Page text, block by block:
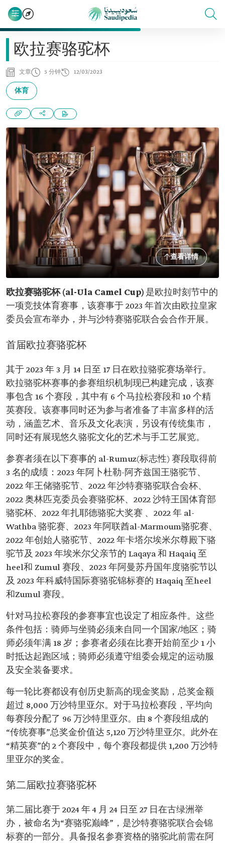
欧拉赛骆驼杯
文章 5 分钟 12/03/2023
体育
查看详情
欧拉赛骆驼杯 (al-Ula Camel Cup) 是欧拉时刻节中的
一项竞技体育赛事，该赛事于 2023 年首次由欧拉皇家
委员会宣布举办，并与沙特赛骆驼联合会合作开展。
首届欧拉赛骆驼杯
其于 2023 年 3 月 14 日至 17 日在欧拉骆驼赛场举行。
欧拉骆驼杯赛事的参赛组织机制现已构建完成，该赛
事包含 16 个赛段，其中有 6 个马拉松赛段和 10 个精
英赛段。该赛事同时还为参与者准备了丰富多样的活
动，涵盖艺术、音乐及文化表演，另设有传统集市，
同时还有展现悠久骆驼文化的艺术与手工艺展览。
参赛者须在以下赛事的 al-Rumuz(标志性) 赛段取得前
3 名的成绩：2023 年阿卜杜勒-阿齐兹国王骆驼节、
2022 年王储骆驼节、2022 年沙特赛骆驼联合会杯、
2022 奥林匹克委员会赛骆驼杯、2022 沙特王国体育部
骆驼杯、2022 年扎耶德骆驼大奖赛 、2022 年 al-
Wathba 骆驼赛、2023 年阿联酋al-Marmoum骆驼赛、
2022 年创始人骆驼节、2022 年卡塔尔埃米尔尊殿下骆
驼节及 2023 年埃米尔父亲节的 Laqaya 和 Haqaiq 至
heel和 Zumul 赛段、2023 年阿曼苏丹国年度骆驼节以
及 2023 年科威特国际赛骆驼锦标赛的 Haqaiq 至heel
和Zumul 赛段。
针对马拉松赛段的参赛事宜也设定了相应条件。这些
条件包括：骑师与坐骑必须来自同一个国家/地区；骑
师必须年满 18 岁；参赛者必须在比赛开始前至少 1 小
时抵达起跑区域；骑师必须遵守组委会规定的运动服
及安全装备要求。
每一轮比赛都设有创历史新高的现金奖励，总奖金额
超过 8,000 万沙特里亚尔。对于马拉松赛段，平均向
每赛段分配了 96 万沙特里亚尔。由 8 个赛段组成的
“传统赛事”总奖金价值达 5,120 万沙特里亚尔。此外在
“精英赛”的 2 个赛段中，每个赛段都提供 1,200 万沙特
里亚尔的奖金。
第二届欧拉赛骆驼杯
第二届比赛于 2024 年 4 月 24 日至 27 日在古绿洲举
办，被命名为“赛骆驼巅峰”，是沙特赛骆驼联合会锦
标赛的一部分。具备报名参赛资格的骆驼此前需在阿